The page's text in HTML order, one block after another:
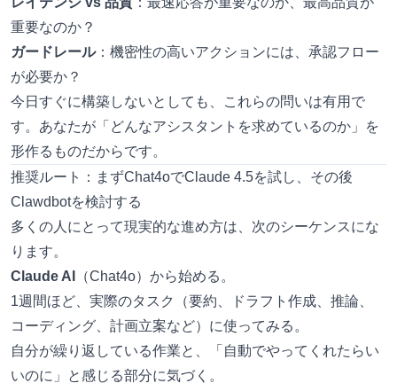
重要なのか？
ガードレール：機密性の高いアクションには、承認フロー
が必要か？
今日すぐに構築しないとしても、これらの問いは有用で
す。あなたが「どんなアシスタントを求めているのか」を
形作るものだからです。
推奨ルート：まずChat4oでClaude 4.5を試し、その後
Clawdbotを検討する
多くの人にとって現実的な進め方は、次のシーケンスにな
ります。
Claude AI
（Chat4o）から始める。
1週間ほど、実際のタスク（要約、ドラフト作成、推論、
コーディング、計画立案など）に使ってみる。
自分が繰り返している作業と、「自動でやってくれたらい
いのに」と感じる部分に気づく。